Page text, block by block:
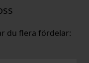
du flera fördelar: